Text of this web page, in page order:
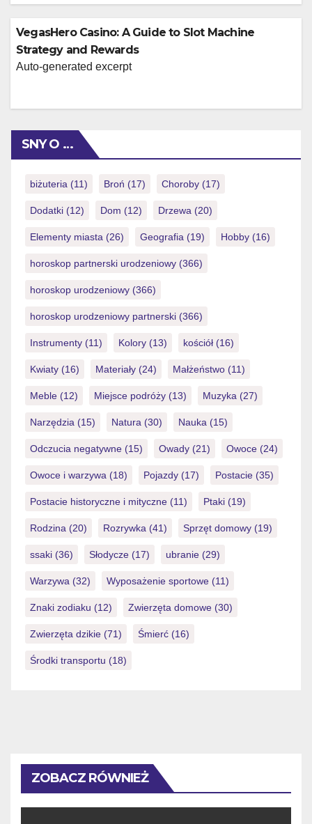
VegasHero Casino: A Guide to Slot Machine
Strategy and Rewards
Auto-generated excerpt
SNY O …
biżuteria (11) Broń (17) Choroby (17)
Dodatki (12) Dom (12) Drzewa (20)
Elementy miasta (26) Geografia (19) Hobby (16)
horoskop partnerski urodzeniowy (366)
horoskop urodzeniowy (366)
horoskop urodzeniowy partnerski (366)
Instrumenty (11) Kolory (13) kościół (16)
Kwiaty (16) Materiały (24) Małżeństwo (11)
Meble (12) Miejsce podróży (13) Muzyka (27)
Narzędzia (15) Natura (30) Nauka (15)
Odczucia negatywne (15) Owady (21) Owoce (24)
Owoce i warzywa (18) Pojazdy (17) Postacie (35)
Postacie historyczne i mityczne (11) Ptaki (19)
Rodzina (20) Rozrywka (41) Sprzęt domowy (19)
ssaki (36) Słodycze (17) ubranie (29)
Warzywa (32) Wyposażenie sportowe (11)
Znaki zodiaku (12) Zwierzęta domowe (30)
Zwierzęta dzikie (71) Śmierć (16)
Środki transportu (18)
ZOBACZ RÓWNIEŻ